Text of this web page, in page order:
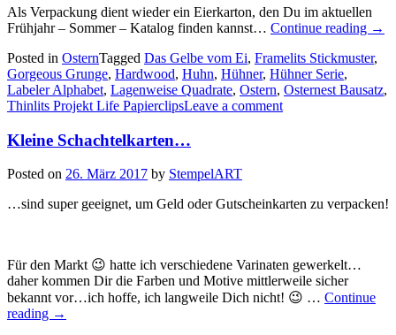
Als Verpackung dient wieder ein Eierkarton, den Du im aktuellen
Frühjahr – Sommer – Katalog finden kannst… Continue reading
–
→
Posted in OsternTagged Das Gelbe vom Ei, Framelits Stickmuster,
Gorgeous Grunge, Hardwood, Huhn, Hühner, Hühner Serie,
Labeler Alphabet, Lagenweise Quadrate, Ostern, Osternest Bausatz,
Thinlits Projekt Life PapierclipsLeave a comment
Kleine Schachtelkarten…
Posted on 26. März 2017 by StempelART
…sind super geeignet, um Geld oder Gutscheinkarten zu verpacken!
Für den Markt 😉 hatte ich verschiedene Varinaten gewerkelt…
daher kommen Dir die Farben und Motive mittlerweile sicher
bekannt vor…ich hoffe, ich langweile Dich nicht! 😉 … Continue
reading „Kleine
→